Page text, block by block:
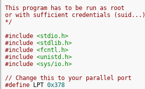
This program has to be run as root
or with sufficient credentials (suid...)
*/
#include <stdio.h>
#include <stdlib.h>
#include <fcntl.h>
#include <unistd.h>
#include <sys/io.h>
// Change this to your parallel port
#define LPT 0x378